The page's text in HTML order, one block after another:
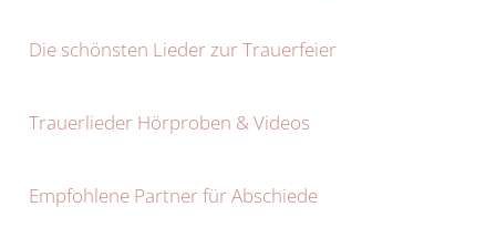
Die schönsten Lieder zur Trauerfeier
Trauerlieder Hörproben & Videos
Empfohlene Partner für Abschiede